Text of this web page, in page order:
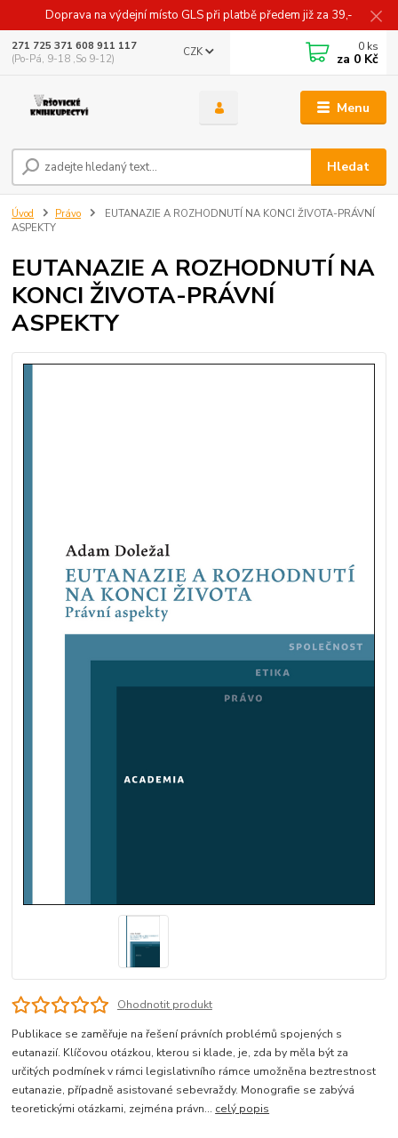
Doprava na výdejní místo GLS při platbě předem již za 39,-
Menu
CZK
Hledat
271 725 371 608 911 117
(Po-Pá, 9-18 ,So 9-12)
0 ks
za 0 Kč
Úvod Právo
EUTANAZIE A ROZHODNUTÍ NA KONCI ŽIVOTA-PRÁVNÍ
ASPEKTY
EUTANAZIE A ROZHODNUTÍ NA
KONCI ŽIVOTA-PRÁVNÍ
ASPEKTY
Ohodnotit produkt
Publikace se zaměřuje na řešení právních problémů spojených s
eutanazií. Klíčovou otázkou, kterou si klade, je, zda by měla být za
určitých podmínek v rámci legislativního rámce umožněna beztrestnost
eutanazie, případně asistované sebevraždy. Monografie se zabývá
teoretickými otázkami, zejména právn... celý popis